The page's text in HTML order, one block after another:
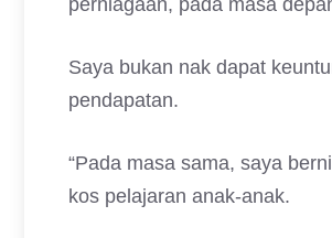
perniagaan, pada masa
Saya bukan nak dapat
pendapatan.
“Pada masa sama, saya
kos pelajaran anak-anak.